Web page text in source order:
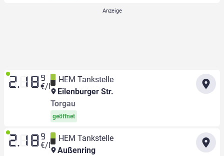
2.18 9
€/l
HEM Tankstelle
Eilenburger Str.
Torgau
geöffnet
2.18 9
€/l
HEM Tankstelle
Außenring